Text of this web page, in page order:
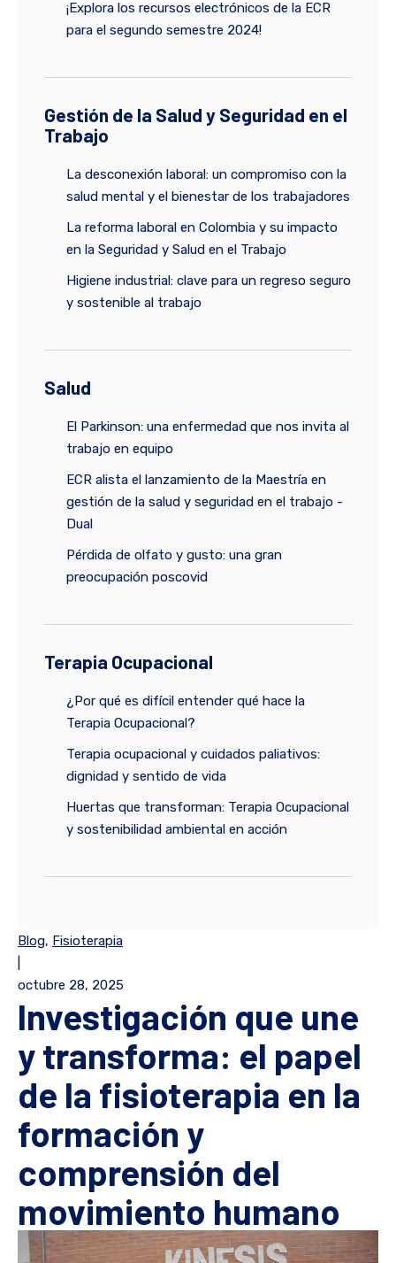
¡Explora los recursos electrónicos de la ECR
para el segundo semestre 2024!
Gestión de la Salud y Seguridad en el
Trabajo
La desconexión laboral: un compromiso con la
salud mental y el bienestar de los trabajadores
La reforma laboral en Colombia y su impacto
en la Seguridad y Salud en el Trabajo
Higiene industrial: clave para un regreso seguro
y sostenible al trabajo
Salud
El Parkinson: una enfermedad que nos invita al
trabajo en equipo
ECR alista el lanzamiento de la Maestría en
gestión de la salud y seguridad en el trabajo -
Dual
Pérdida de olfato y gusto: una gran
preocupación poscovid
Terapia Ocupacional
¿Por qué es difícil entender qué hace la
Terapia Ocupacional?
Terapia ocupacional y cuidados paliativos:
dignidad y sentido de vida
Huertas que transforman: Terapia Ocupacional
y sostenibilidad ambiental en acción
Blog, Fisioterapia
octubre 28, 2025
Investigación que une
y transforma: el papel
de la fisioterapia en la
formación y
comprensión del
movimiento humano